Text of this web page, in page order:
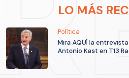
LO MÁS
Política
Mira AQUÍ la
Antonio Kast en T13